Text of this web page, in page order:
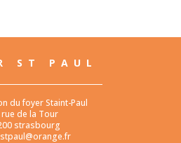
ST PAUL
du foyer Staint-Paul
rue de la Tour
strasbourg